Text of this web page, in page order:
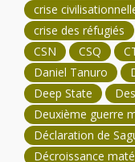
crise
crise des réfugiés
CSN
CSQ
Daniel Tanuro
Deep State
Deuxième guerre
Déclaration de
Décroissance